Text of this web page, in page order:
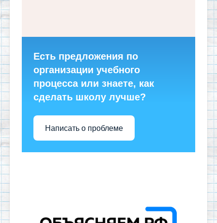
Есть предложения по
организации учебного
процесса или знаете, как
сделать школу лучше?
Написать о проблеме